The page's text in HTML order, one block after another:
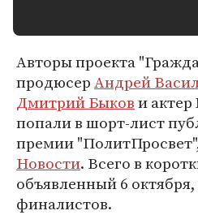
Авторы проекта
продюсерАндрей
Дмитрий Быкови
попали в шорт-лист
премии
Новости. Всего в
объявленный 6
финалистов.